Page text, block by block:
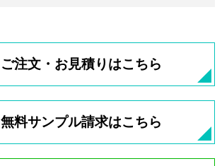
ご注文・お見積りはこちら
無料サンプル請求はこちら